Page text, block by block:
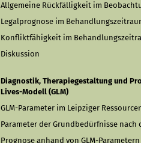
Allgemeine Rückfälligkeit im
Legalprognose im
Konfliktfähigkeit im
Diskussion
Diagnostik, Therapiegestaltung und
Lives-Modell (GLM)
GLM-Parameter im Leipziger
Parameter der Grundbedürfnisse nach
Prognose anhand von GLM-Parametern